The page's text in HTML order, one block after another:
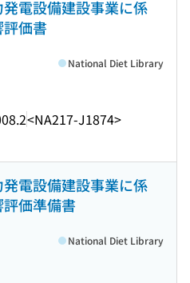
電設備建設事業に係
価書
<NA217-J1874>
National Diet Library
電設備建設事業に係
価準備書
National Diet Library